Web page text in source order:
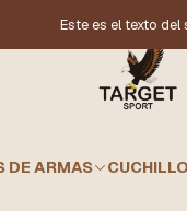
DE ARMAS
Este es el texto del